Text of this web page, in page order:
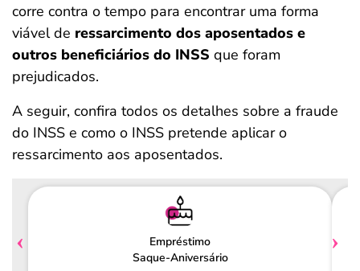
corre contra o tempo para encontrar uma forma
viável de ressarcimento dos aposentados e
outros beneficiários do INSS que foram
prejudicados.
A seguir, confira todos os detalhes sobre a fraude
do INSS e como o INSS pretende aplicar o
ressarcimento aos aposentados.
Empréstimo
Saque-Aniversário